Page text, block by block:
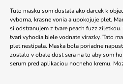
Tuto masku som dostala ako darcek k
vyborna, krasne vonia a upokojuje plet.
si odstranujem z tvare peach fuzz
tvari vyhodia biele vodnate virazky. Tato
plet nestipala. Maska bola poriadne
zostalo v obale dost sera na to aby som
serum pred aplikaciou nocneho kremu.